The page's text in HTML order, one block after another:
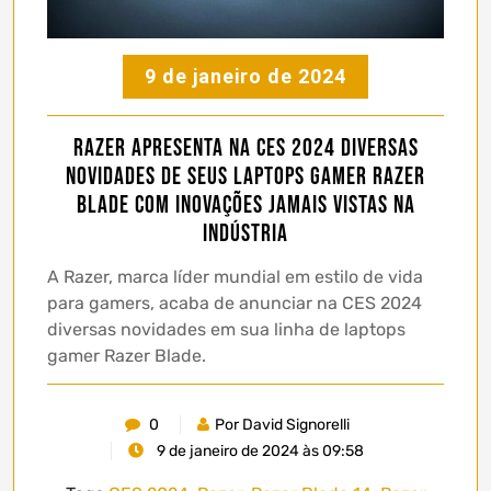
9 de janeiro de 2024
Razer apresenta na CES 2024 diversas
novidades de seus laptops gamer Razer
Blade com inovações jamais vistas na
indústria
A Razer, marca líder mundial em estilo de vida
para gamers, acaba de anunciar na CES 2024
diversas novidades em sua linha de laptops
gamer Razer Blade.
0
Por David Signorelli
9 de janeiro de 2024 às 09:58